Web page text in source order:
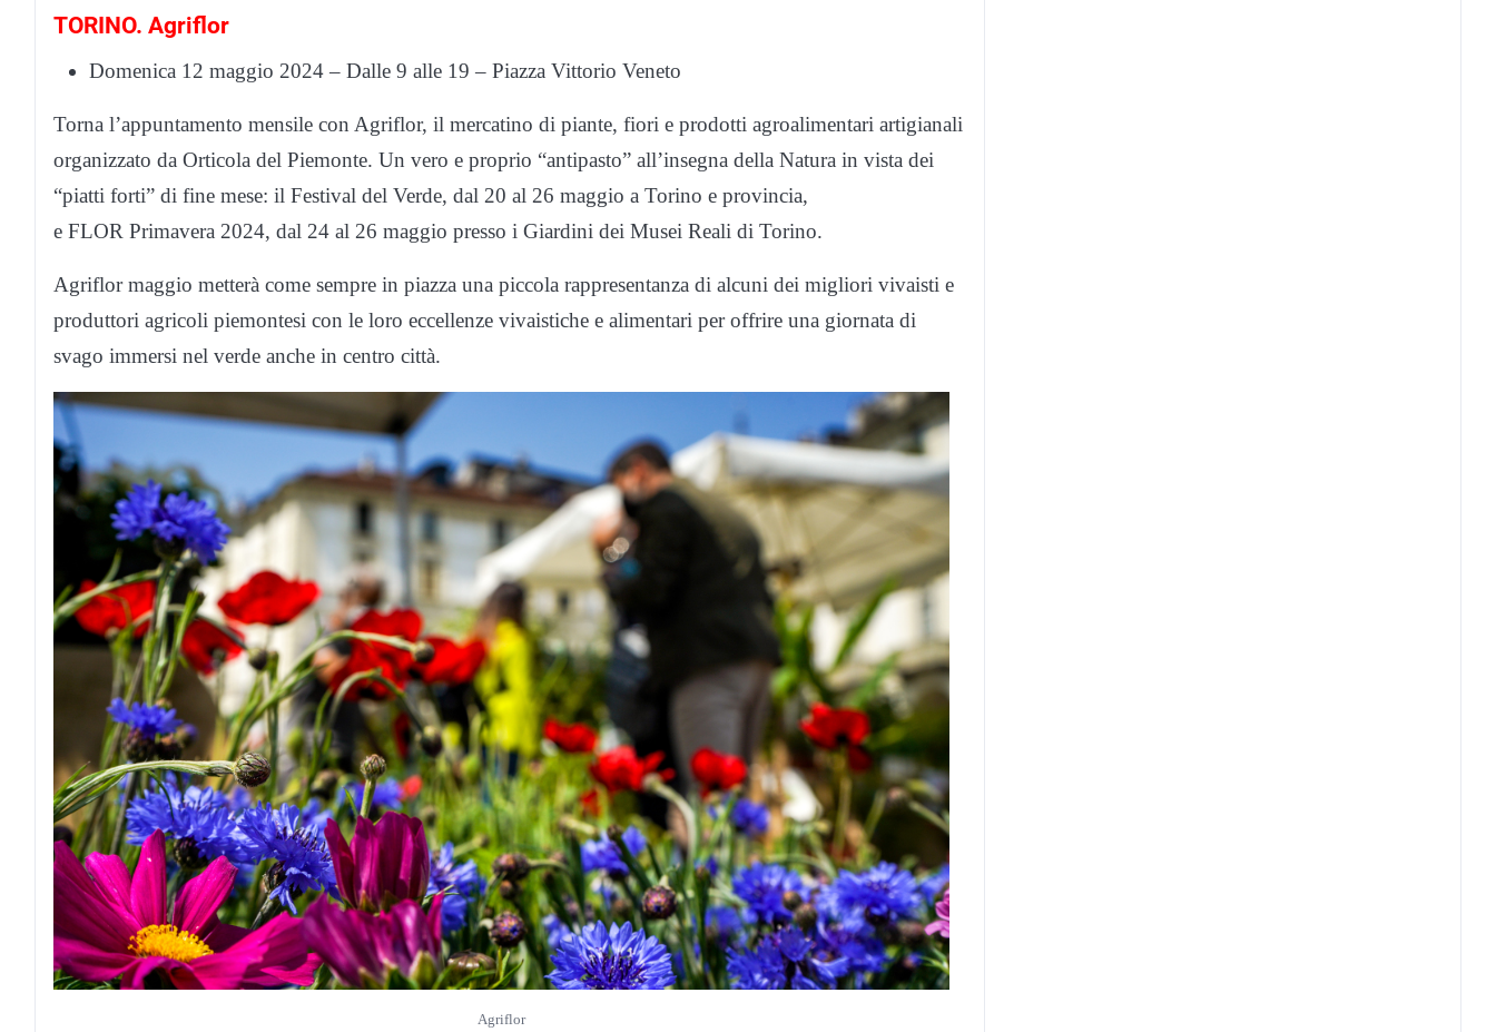
TORINO. Agriflor
Domenica 12 maggio 2024 – Dalle 9 alle 19 – Piazza Vittorio Veneto
Torna l’appuntamento mensile con Agriflor, il mercatino di piante, fiori e prodotti agroalimentari artigianali
organizzato da Orticola del Piemonte. Un vero e proprio “antipasto” all’insegna della Natura in vista dei
“piatti forti” di fine mese: il Festival del Verde, dal 20 al 26 maggio a Torino e provincia,
e FLOR Primavera 2024, dal 24 al 26 maggio presso i Giardini dei Musei Reali di Torino.
Agriflor maggio metterà come sempre in piazza una piccola rappresentanza di alcuni dei migliori vivaisti e
produttori agricoli piemontesi con le loro eccellenze vivaistiche e alimentari per offrire una giornata di
svago immersi nel verde anche in centro città.
Agriflor